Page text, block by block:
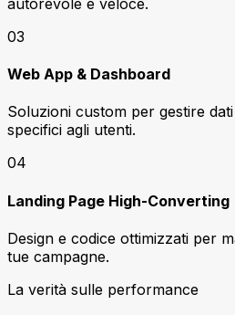
03
Web App & Dashboard
Soluzioni custom per gestire
specifici agli utenti.
04
Landing Page High-Converting
Design e codice ottimizzati per
tue campagne.
La verità sulle performance